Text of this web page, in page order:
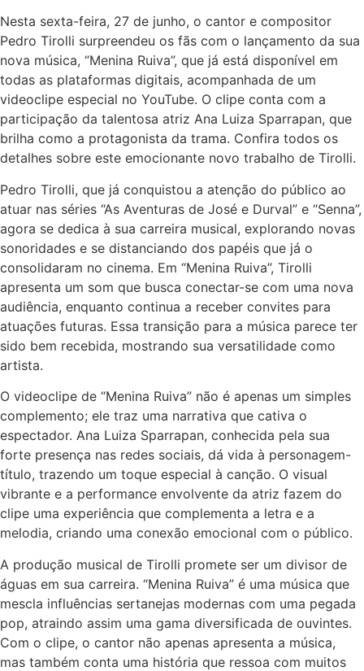
Nesta sexta-feira, 27 de junho, o cantor e compositor
Pedro Tirolli surpreendeu os fãs com o lançamento da sua
nova música, “Menina Ruiva”, que já está disponível em
todas as plataformas digitais, acompanhada de um
videoclipe especial no YouTube. O clipe conta com a
participação da talentosa atriz Ana Luiza Sparrapan, que
brilha como a protagonista da trama. Confira todos os
detalhes sobre este emocionante novo trabalho de Tirolli.
Pedro Tirolli, que já conquistou a atenção do público ao
atuar nas séries “As Aventuras de José e Durval” e “Senna”,
agora se dedica à sua carreira musical, explorando novas
sonoridades e se distanciando dos papéis que já o
consolidaram no cinema. Em “Menina Ruiva”, Tirolli
apresenta um som que busca conectar-se com uma nova
audiência, enquanto continua a receber convites para
atuações futuras. Essa transição para a música parece ter
sido bem recebida, mostrando sua versatilidade como
artista.
O videoclipe de “Menina Ruiva” não é apenas um simples
complemento; ele traz uma narrativa que cativa o
espectador. Ana Luiza Sparrapan, conhecida pela sua
forte presença nas redes sociais, dá vida à personagem-
título, trazendo um toque especial à canção. O visual
vibrante e a performance envolvente da atriz fazem do
clipe uma experiência que complementa a letra e a
melodia, criando uma conexão emocional com o público.
A produção musical de Tirolli promete ser um divisor de
águas em sua carreira. “Menina Ruiva” é uma música que
mescla influências sertanejas modernas com uma pegada
pop, atraindo assim uma gama diversificada de ouvintes.
Com o clipe, o cantor não apenas apresenta a música,
mas também conta uma história que ressoa com muitos